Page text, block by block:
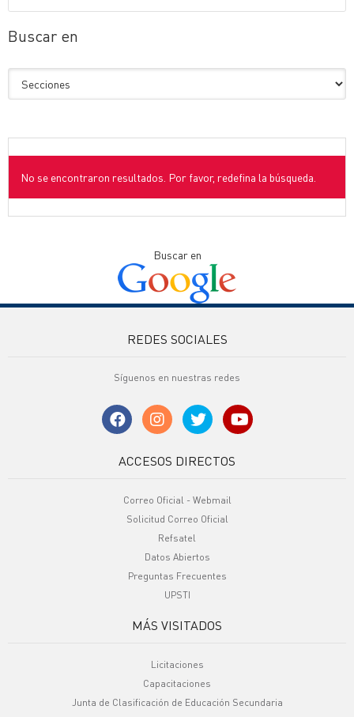
Buscar en
No se encontraron resultados. Por favor, redefina la búsqueda.
Buscar en
REDES SOCIALES
Síguenos en nuestras redes
ACCESOS DIRECTOS
Correo Oficial - Webmail
Solicitud Correo Oficial
Refsatel
Datos Abiertos
Preguntas Frecuentes
UPSTI
MÁS VISITADOS
Licitaciones
Capacitaciones
Junta de Clasificación de Educación Secundaria